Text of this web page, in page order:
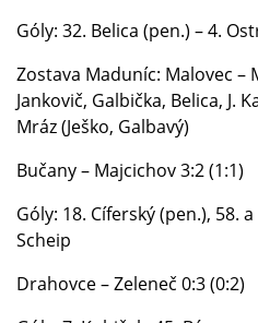
Góly: 32. Belica (pen.) – 4.
Zostava Maduníc: Malovec –
Jankovič, Galbička, Belica, J.
Mráz (Ješko, Galbavý)
Bučany – Majcichov 3:2 (1:1)
Góly: 18. Cíferský (pen.), 58.
Scheip
Drahovce – Zeleneč 0:3 (0:2)